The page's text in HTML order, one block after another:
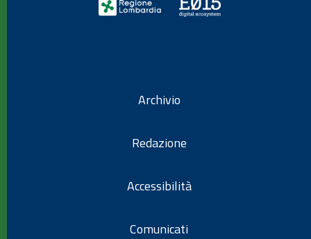
Archivio
Redazione
Accessibilità
Comunicati